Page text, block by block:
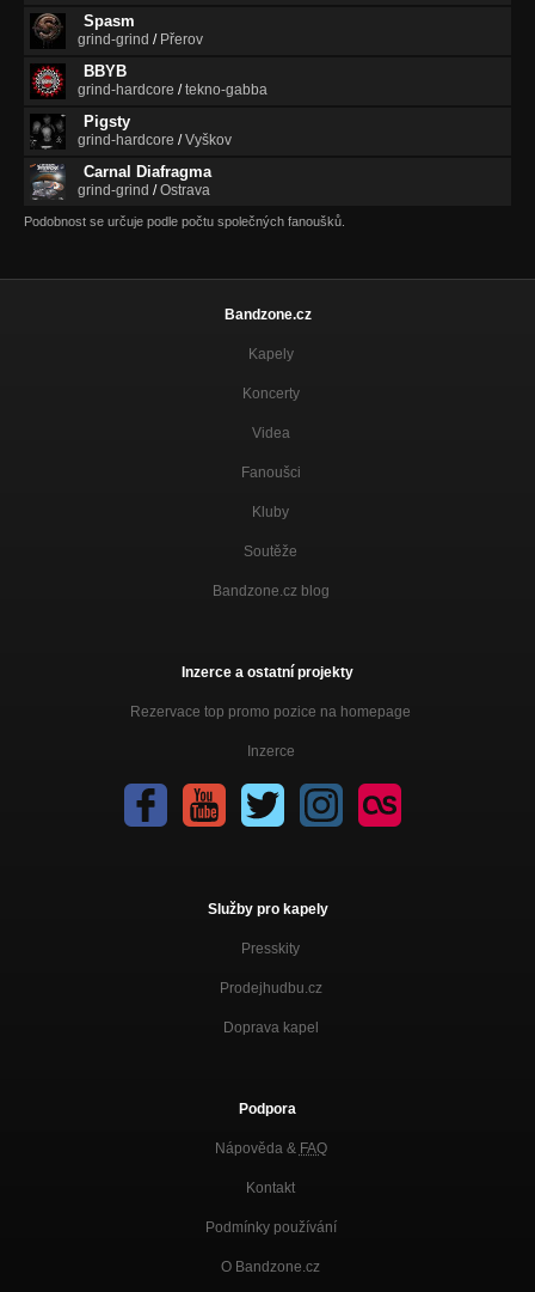
Spasm
grind-grind / Přerov
BBYB
grind-hardcore /tekno-gabba
Pigsty
grind-hardcore /Vyškov
Carnal Diafragma
grind-grind /Ostrava
Podobnost se určuje podle počtu společných fanoušků.
Bandzone.cz
Kapely
Koncerty
Videa
Fanoušci
Kluby
Soutěže
Bandzone.cz blog
Inzerce a ostatní projekty
Rezervace top promo pozice na homepage
Inzerce
Služby pro kapely
Presskity
Prodejhudbu.cz
Doprava kapel
Podpora
Nápověda & FAQ
Kontakt
Podmínky používání
O Bandzone.cz